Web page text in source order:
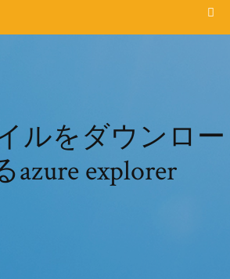
ルをダウンロー
azure explorer